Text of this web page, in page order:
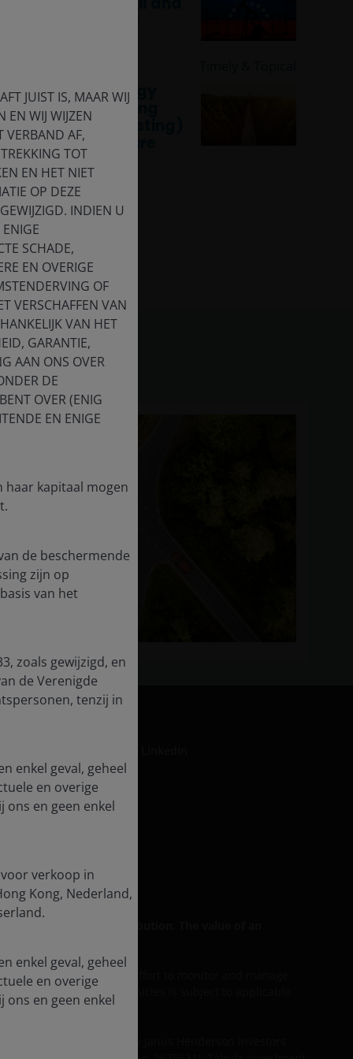
Climate and energy
transition: Investing
(rather than divesting)
for a brighter future
general public distribution. The value of an
discussed includes an effort to monitor and manage
of our services and vehicles is subject to applicable
JUIST IS, MAAR WIJ
EN WIJ WIJZEN
VERBAND AF,
TOT
EN HET NIET
OP DEZE
INDIEN U
SCHADE,
EN OVERIGE
OF
VERSCHAFFEN VAN
VAN HET
GARANTIE,
AAN ONS OVER
DE
OVER (ENIG
EN ENIGE
haar kapitaal mogen
de beschermende
zijn op
van het
zoals gewijzigd, en
de Verenigde
tenzij in
enkel geval, geheel
en overige
en geen enkel
verkoop in
Kong, Nederland,
enkel geval, geheel
en overige
en geen enkel